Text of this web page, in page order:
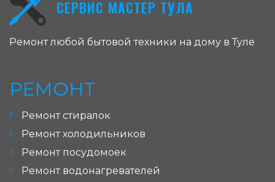
СЕРВИС МАСТЕР ТУЛА
Ремонт любой бытовой техники на дому в Туле
РЕМОНТ
Ремонт стиралок
Ремонт холодильников
Ремонт посудомоек
Ремонт водонагревателей